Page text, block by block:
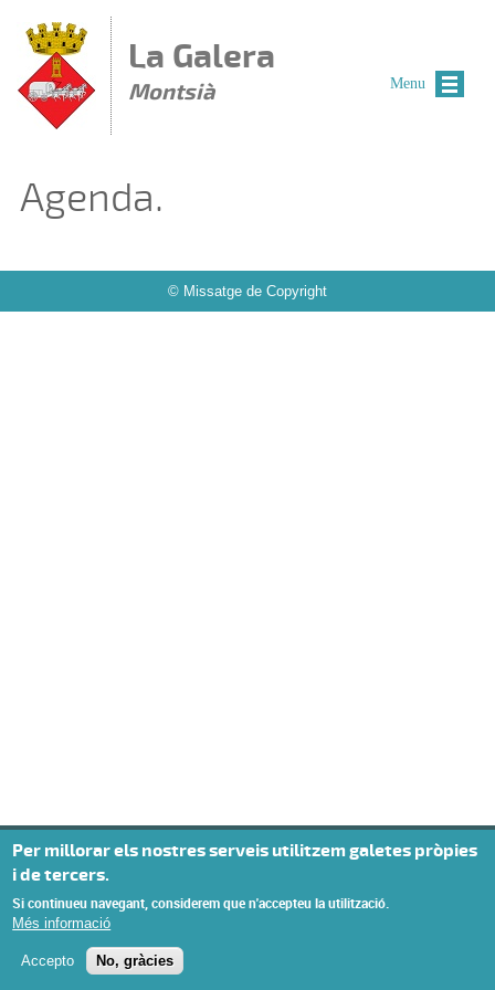
La Galera
Montsià
Agenda.
© Missatge de Copyright
Menu
Per millorar els nostres serveis utilitzem galetes pròpies
i de tercers.
Si continueu navegant, considerem que n'accepteu la utilització.
Més informació
Accepto No, gràcies